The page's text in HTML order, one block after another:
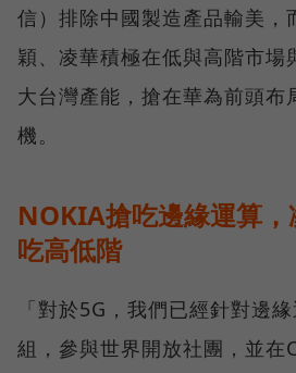
信）排除中國製造產品輸美，
穎、凌華積極在低與高階市場
大台灣產能，搶在華為前頭布
機。
NOKIA搶吃邊緣運算
吃高低階
「對於5G，我們已經針對邊
組，參與世界開放社團，並